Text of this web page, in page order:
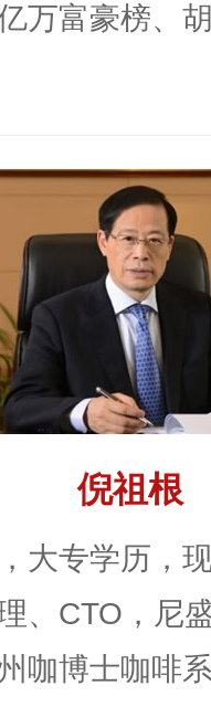
万富豪榜、
倪祖根
大专学历，
、CTO，尼
咖博士咖啡